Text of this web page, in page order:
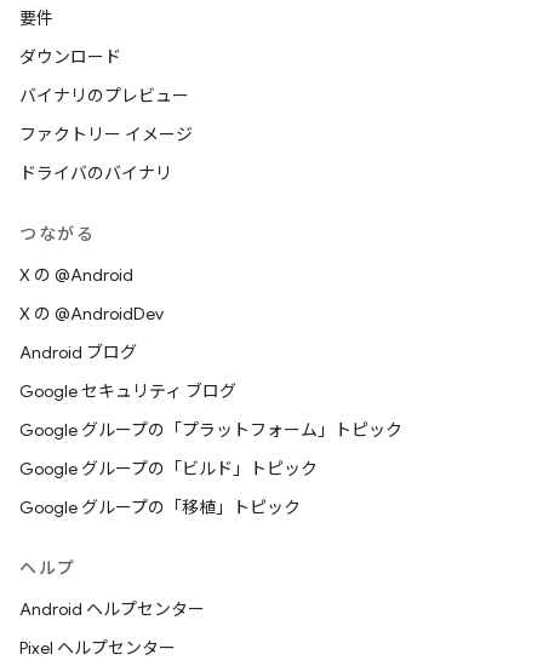
要件
ダウンロード
バイナリのプレビュー
ファクトリー イメージ
ドライバのバイナリ
つながる
X の @Android
X の @AndroidDev
Android ブログ
Google セキュリティ ブログ
Google グループの「プラットフォーム」トピック
Google グループの「ビルド」トピック
Google グループの「移植」トピック
ヘルプ
Android ヘルプセンター
Pixel ヘルプセンター